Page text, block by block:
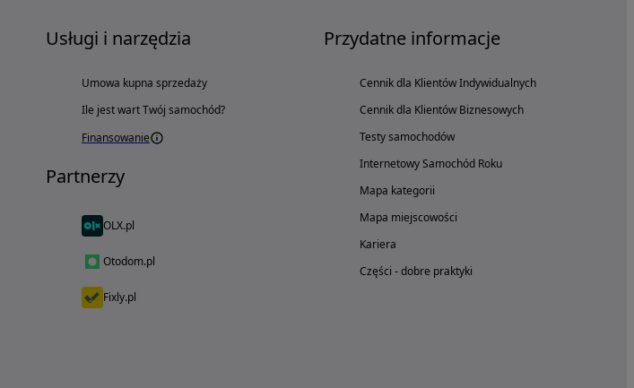
Usługi i narzędzia
Umowa kupna sprzedaży
Ile jest wart Twój samochód?
Finansowanie
Partnerzy
OLX.pl
Otodom.pl
Fixly.pl
Przydatne informacje
Cennik dla Klientów Indywidualnych
Cennik dla Klientów Biznesowych
Testy samochodów
Internetowy Samochód Roku
Mapa kategorii
Mapa miejscowości
Kariera
Części - dobre praktyki